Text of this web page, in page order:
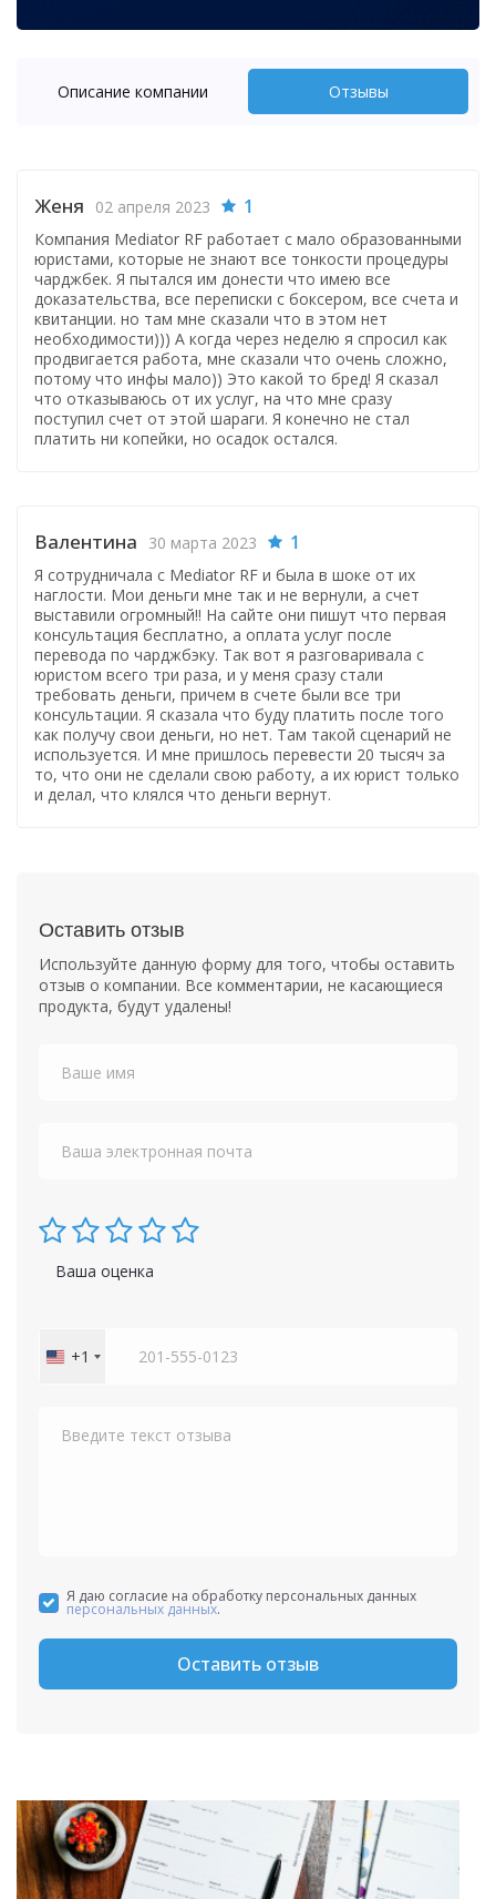
Описание компании Отзывы
Женя 02 апреля 2023 1
Компания Mediator RF работает с мало образованными
юристами, которые не знают все тонкости процедуры
чарджбек. Я пытался им донести что имею все
доказательства, все переписки с боксером, все счета и
квитанции. но там мне сказали что в этом нет
необходимости))) А когда через неделю я спросил как
продвигается работа, мне сказали что очень сложно,
потому что инфы мало)) Это какой то бред! Я сказал
что отказываюсь от их услуг, на что мне сразу
поступил счет от этой шараги. Я конечно не стал
платить ни копейки, но осадок остался.
Валентина 30 марта 2023 1
Я сотрудничала с Mediator RF и была в шоке от их
наглости. Мои деньги мне так и не вернули, а счет
выставили огромный!! На сайте они пишут что первая
консультация бесплатно, а оплата услуг после
перевода по чарджбэку. Так вот я разговаривала с
юристом всего три раза, и у меня сразу стали
требовать деньги, причем в счете были все три
консультации. Я сказала что буду платить после того
как получу свои деньги, но нет. Там такой сценарий не
используется. И мне пришлось перевести 20 тысяч за
то, что они не сделали свою работу, а их юрист только
и делал, что клялся что деньги вернут.
Оставить отзыв
Используйте данную форму для того, чтобы оставить
отзыв о компании. Все комментарии, не касающиеся
продукта, будут удалены!
Ваша оценка
United
+1
Я даю согласие на обработку персональных данных
персональных данных.
Оставить отзыв